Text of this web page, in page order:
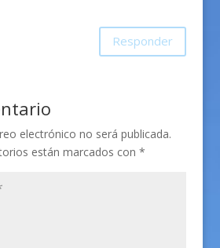
Responder
electrónico no será publicada.
están marcados con *